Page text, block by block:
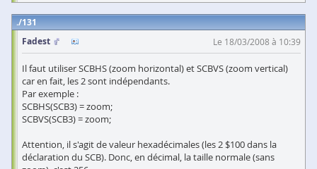
131
Fadest
Le 18/03/2008 à 10:39
Il faut utiliser SCBHS (zoom horizontal) et SCBVS (zoom vertical)
car en fait, les 2 sont indépendants.
Par exemple :
SCBHS(SCB3) = zoom;
SCBVS(SCB3) = zoom;
Attention, il s'agit de valeur hexadécimales (les 2 $100 dans la
déclaration du SCB). Donc, en décimal, la taille normale (sans